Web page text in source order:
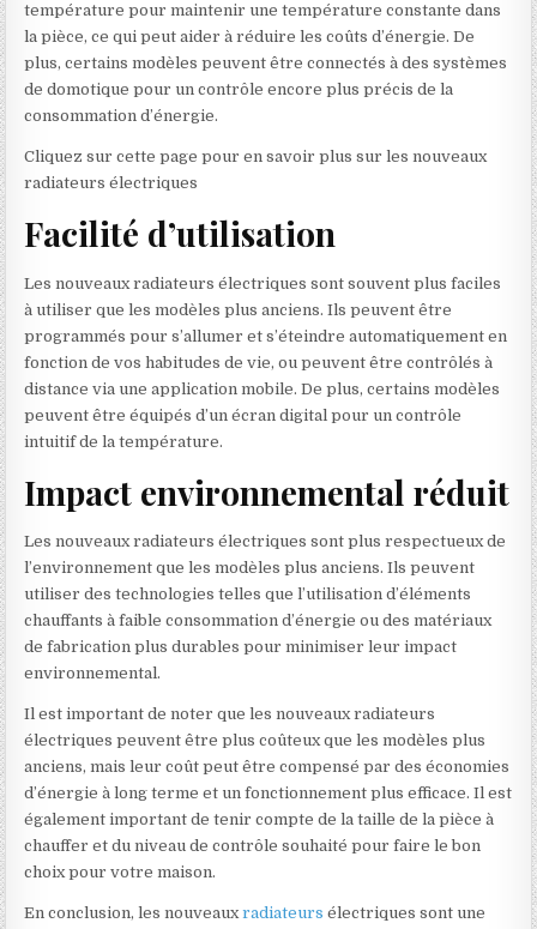
température pour maintenir une température constante dans
la pièce, ce qui peut aider à réduire les coûts d’énergie. De
plus, certains modèles peuvent être connectés à des systèmes
de domotique pour un contrôle encore plus précis de la
consommation d’énergie.
Cliquez sur cette page pour en savoir plus sur les nouveaux
radiateurs électriques
Facilité d’utilisation
Les nouveaux radiateurs électriques sont souvent plus faciles
à utiliser que les modèles plus anciens. Ils peuvent être
programmés pour s’allumer et s’éteindre automatiquement en
fonction de vos habitudes de vie, ou peuvent être contrôlés à
distance via une application mobile. De plus, certains modèles
peuvent être équipés d’un écran digital pour un contrôle
intuitif de la température.
Impact environnemental réduit
Les nouveaux radiateurs électriques sont plus respectueux de
l’environnement que les modèles plus anciens. Ils peuvent
utiliser des technologies telles que l’utilisation d’éléments
chauffants à faible consommation d’énergie ou des matériaux
de fabrication plus durables pour minimiser leur impact
environnemental.
Il est important de noter que les nouveaux radiateurs
électriques peuvent être plus coûteux que les modèles plus
anciens, mais leur coût peut être compensé par des économies
d’énergie à long terme et un fonctionnement plus efficace. Il est
également important de tenir compte de la taille de la pièce à
chauffer et du niveau de contrôle souhaité pour faire le bon
choix pour votre maison.
En conclusion, les nouveauxradiateurs électriques sont une